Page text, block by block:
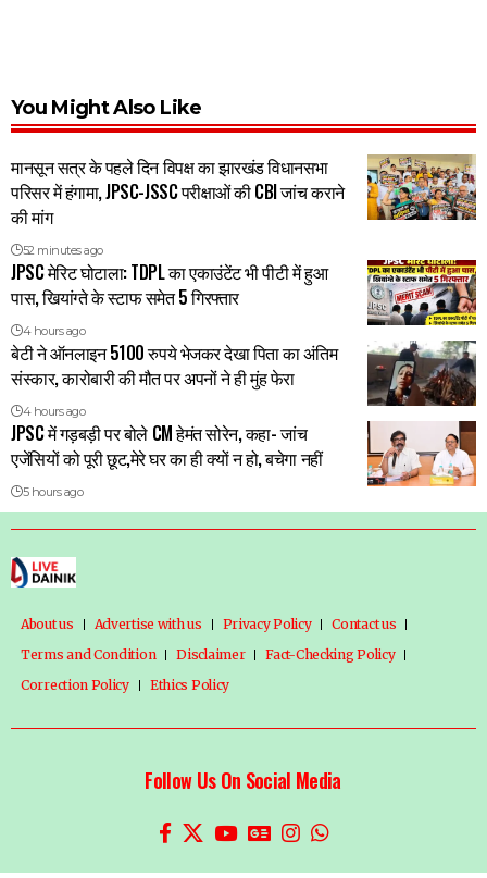
You Might Also Like
मानसून सत्र के पहले दिन विपक्ष का झारखंड विधानसभा
परिसर में हंगामा, JPSC-JSSC परीक्षाओं की CBI जांच कराने
की मांग
52 minutes ago
JPSC मेरिट घोटाला: TDPL का एकाउंटेंट भी पीटी में हुआ
पास, खियांग्ते के स्टाफ समेत 5 गिरफ्तार
4 hours ago
बेटी ने ऑनलाइन 5100 रुपये भेजकर देखा पिता का अंतिम
संस्कार, कारोबारी की मौत पर अपनों ने ही मुंह फेरा
4 hours ago
JPSC में गड़बड़ी पर बोले CM हेमंत सोरेन, कहा- जांच
एजेंसियों को पूरी छूट,मेरे घर का ही क्यों न हो, बचेगा नहीं
5 hours ago
About us Advertise with us Privacy Policy
Contact us
Terms and Condition
Disclaimer
Fact-Checking Policy
Correction Policy
Ethics Policy
Follow Us On Social Media